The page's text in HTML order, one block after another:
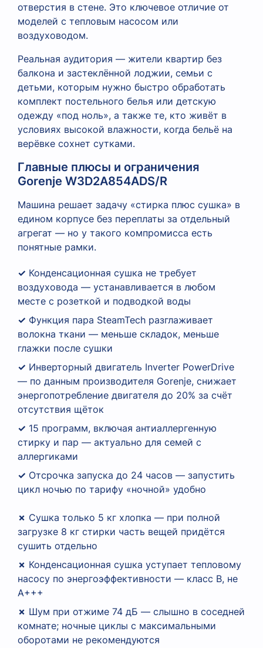
отверстия в стене. Это ключевое отличие от
моделей с тепловым насосом или
воздуховодом.
Реальная аудитория — жители квартир без
балкона и застеклённой лоджии, семьи с
детьми, которым нужно быстро обработать
комплект постельного белья или детскую
одежду «под ноль», а также те, кто живёт в
условиях высокой влажности, когда бельё на
верёвке сохнет сутками.
Главные плюсы и ограничения
Gorenje W3D2A854ADS/R
Машина решает задачу «стирка плюс сушка» в
едином корпусе без переплаты за отдельный
агрегат — но у такого компромисса есть
понятные рамки.
✓ Конденсационная сушка не требует
воздуховода — устанавливается в любом
месте с розеткой и подводкой воды
✓ Функция пара SteamTech разглаживает
волокна ткани — меньше складок, меньше
глажки после сушки
✓ Инверторный двигатель Inverter PowerDrive
— по данным производителя Gorenje, снижает
энергопотребление двигателя до 20% за счёт
отсутствия щёток
✓ 15 программ, включая антиаллергенную
стирку и пар — актуально для семей с
аллергиками
✓ Отсрочка запуска до 24 часов — запустить
цикл ночью по тарифу «ночной» удобно
✗ Сушка только 5 кг хлопка — при полной
загрузке 8 кг стирки часть вещей придётся
сушить отдельно
✗ Конденсационная сушка уступает тепловому
насосу по энергоэффективности — класс B, не
A+++
✗ Шум при отжиме 74 дБ — слышно в соседней
комнате; ночные циклы с максимальными
оборотами не рекомендуются